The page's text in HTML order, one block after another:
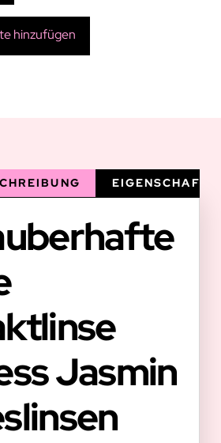
hinzufügen
Jasmin